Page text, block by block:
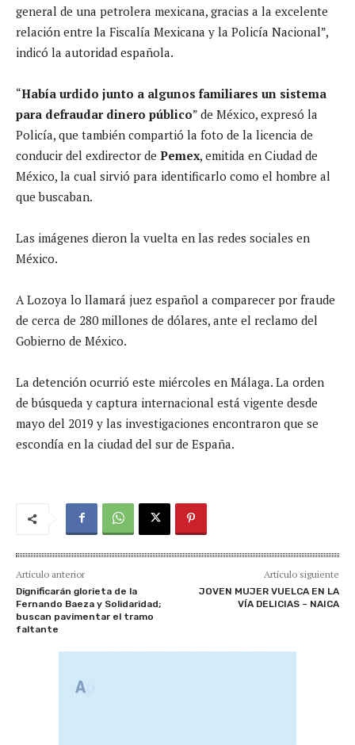
general de una petrolera mexicana, gracias a la excelente
relación entre la Fiscalía Mexicana y la Policía Nacional”,
indicó la autoridad española.
“Había urdido junto a algunos familiares un sistema
para defraudar dinero público” de México, expresó la
Policía, que también compartió la foto de la licencia de
conducir del exdirector de Pemex, emitida en Ciudad de
México, la cual sirvió para identificarlo como el hombre al
que buscaban.
Las imágenes dieron la vuelta en las redes sociales en
México.
A Lozoya lo llamará juez español a comparecer por fraude
de cerca de 280 millones de dólares, ante el reclamo del
Gobierno de México.
La detención ocurrió este miércoles en Málaga. La orden
de búsqueda y captura internacional está vigente desde
mayo del 2019 y las investigaciones encontraron que se
escondía en la ciudad del sur de España.
Artículo anterior
Dignificarán glorieta de la
Fernando Baeza y Solidaridad;
buscan pavimentar el tramo
faltante
Artículo siguiente
JOVEN MUJER VUELCA EN LA
VÍA DELICIAS – NAICA